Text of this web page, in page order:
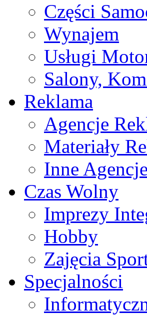
Części
Wynajem
Usługi
Salony,
Reklama
Agencje
Materiały
Inne Agencje
Czas Wolny
Imprezy
Hobby
Zajęcia
Specjalności